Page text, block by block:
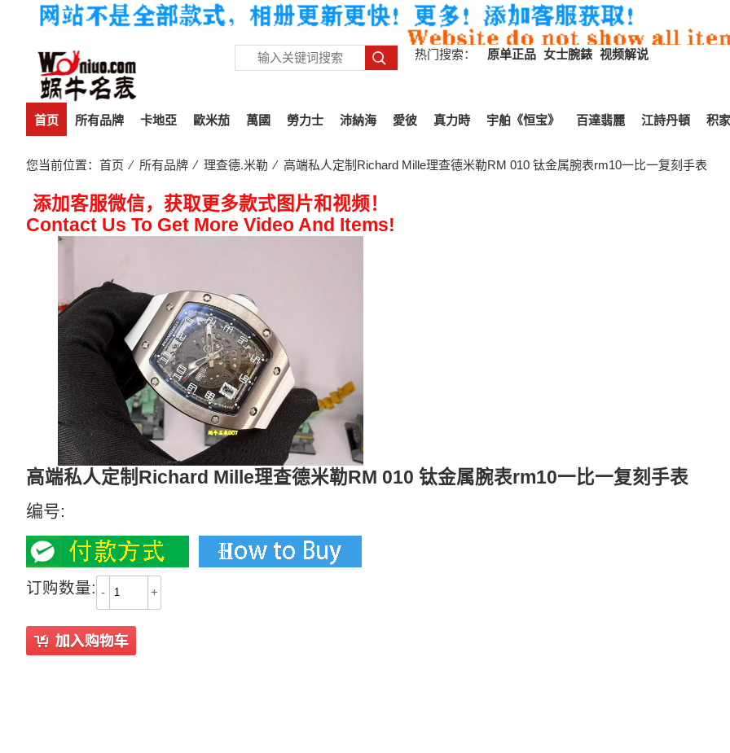
热门搜索： 原单正品 女士腕錶 视频解说
首页 所有品牌 卡地亞 歐米茄 萬國 勞力士 沛納海 愛彼 真力時 宇舶《恒宝》 百達翡麗 江詩丹頓 积家
您当前位置： 首页 ⁄ 所有品牌 ⁄ 理查德.米勒 ⁄ 高端私人定制Richard Mille理查德米勒RM 010 钛金属腕表rm10一比一复刻手表
添加客服微信，获取更多款式图片和视频！
Contact Us To Get More Video And Items!
高端私人定制Richard Mille理查德米勒RM 010 钛金属腕表rm10一比一复刻手表
编号:
订购数量: - +